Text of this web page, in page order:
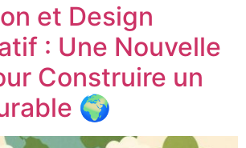
et Design
: Une Nouvelle
Construire un
🌍